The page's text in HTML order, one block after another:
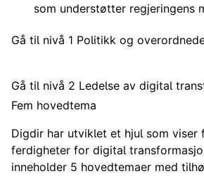
som understøtter regjeringens
Gå til nivå 1 Politikk og
Gå til nivå 2 Ledelse av digital
Fem hovedtema
Digdir har utviklet et hjul som viser
ferdigheter for digital
inneholder 5 hovedtemaer med